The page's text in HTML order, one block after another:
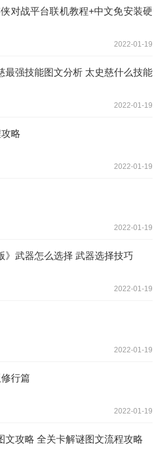
对战平台联机教程+中文免安装硬
2022-01-19
最强技能图文分析 太史慈什么技能
2022-01-19
略
2022-01-19
2022-01-19
》武器怎么选择 武器选择技巧
2022-01-19
2022-01-19
行篇
2022-01-19
文攻略 全关卡解谜图文流程攻略